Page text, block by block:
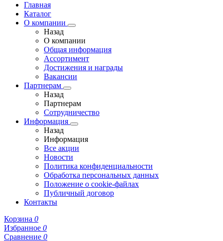
Главная
Каталог
О компании
Назад
О компании
Общая информация
Ассортимент
Достижения и награды
Вакансии
Партнерам
Назад
Партнерам
Сотрудничество
Информация
Назад
Информация
Все акции
Новости
Политика конфиденциальности
Обработка персональных данных
Положение о cookie-файлах
Публичный договор
Контакты
Корзина 0
Избранное 0
Сравнение 0